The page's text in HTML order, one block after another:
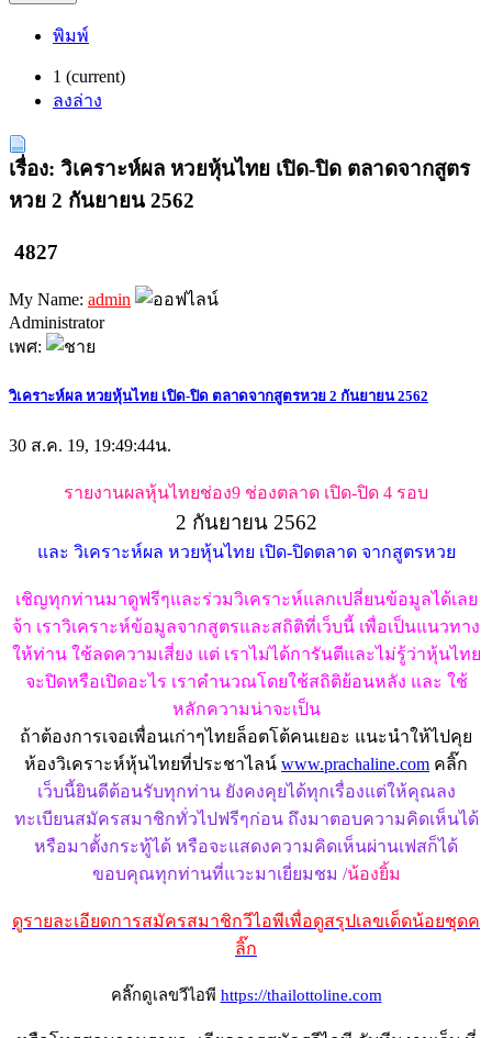
พิมพ์
1 (current)
ลงล่าง
เรื่อง: วิเคราะห์ผล หวยหุ้นไทย เปิด-ปิด ตลาดจากสูตร
หวย 2 กันยายน 2562
4827
My Name: admin
Administrator
เพศ:
วิเคราะห์ผล หวยหุ้นไทย เปิด-ปิด ตลาดจากสูตรหวย 2 กันยายน 2562
30 ส.ค. 19, 19:49:44น.
รายงานผลหุ้นไทยช่อง9 ช่องตลาด เปิด-ปิด 4 รอบ
2 กันยายน 2562
และ วิเคราะห์ผล หวยหุ้นไทย เปิด-ปิดตลาด จากสูตรหวย
เชิญทุกท่านมาดูฟรีๆและร่วมวิเคราะห์แลกเปลี่ยนข้อมูลได้เลย
จ้า เราวิเคราะห์ข้อมูลจากสูตรและสถิติที่เว็บนี้ เพื่อเป็นแนวทาง
ให้ท่าน ใช้ลดความเสี่ยง แต่ เราไม่ได้การันตีและไม่รู้ว่าหุ้นไทย
จะปิดหรือเปิดอะไร เราคำนวณโดยใช้สถิติย้อนหลัง และ ใช้
หลักความน่าจะเป็น
ถ้าต้องการเจอเพื่อนเก่าๆไทยล็อตโต้คนเยอะ แนะนำให้ไปคุย
ห้องวิเคราะห์หุ้นไทยที่ประชาไลน์ www.prachaline.com คลิ๊ก
เว็บนี้ยินดีต้อนรับทุกท่าน ยังคงคุยได้ทุกเรื่องแต่ให้คุณลง
ทะเบียนสมัครสมาชิกทั่วไปฟรีๆก่อน ถึงมาตอบความคิดเห็นได้
หรือมาตั้งกระทู้ได้ หรือจะแสดงความคิดเห็นผ่านเฟสก็ได้
ขอบคุณทุกท่านที่แวะมาเยี่ยมชม /น้องยิ้ม
ดูรายละเอียดการสมัครสมาชิกวีไอพีเพื่อดูสรุปเลขเด็ดน้อยชุดค
ลิ๊ก
คลิ๊กดูเลขวีไอพี https://thailottoline.com